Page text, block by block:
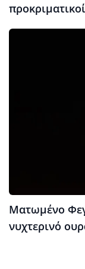
προκριματικοί
Ματωμένο
νυχτερινό